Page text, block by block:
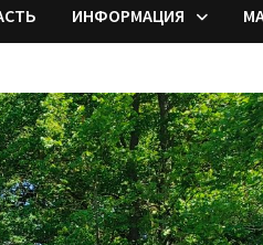
ИНФОРМАЦИЯ